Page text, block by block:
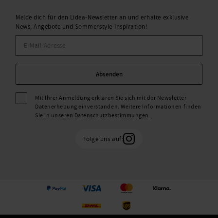
Melde dich für den Lidea-Newsletter an und erhalte exklusive
News, Angebote und Sommerstyle-Inspiration!
Absenden
Mit Ihrer Anmeldung erklären Sie sich mit der Newsletter
Datenerhebung einverstanden. Weitere Informationen finden
Sie in unseren Datenschutzbestimmungen.
Folge uns auf: